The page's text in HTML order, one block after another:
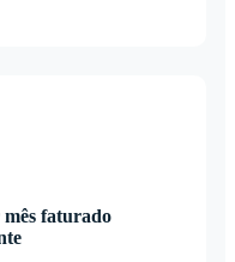
faturado